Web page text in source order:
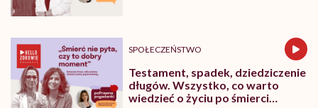
SPOŁECZEŃSTWO
Testament, spadek, dziedziczenie
długów. Wszystko, co warto
wiedzieć o życiu po śmierci